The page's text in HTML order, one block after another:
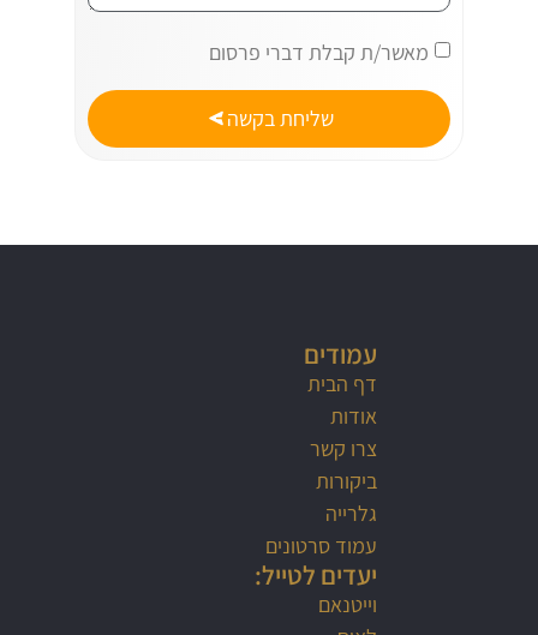
מאשר/ת קבלת דברי פרסום
שליחת בקשה
עמודים
דף הבית
אודות
צרו קשר
ביקורות
גלרייה
עמוד סרטונים
יעדים לטייל:
וייטנאם